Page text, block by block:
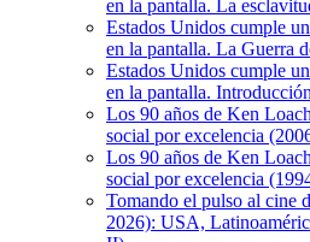
en la pantalla. La
Estados Unidos cumple
en la pantalla. La Guerra
Estados Unidos cumple
en la pantalla.
Los 90 años de Ken
social por excelencia
Los 90 años de Ken
social por excelencia
Tomando el pulso al cine
2026): USA,